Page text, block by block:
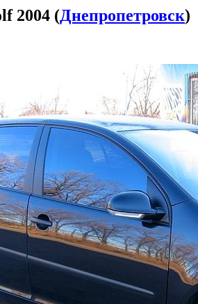
2004 (Днепропетровск)